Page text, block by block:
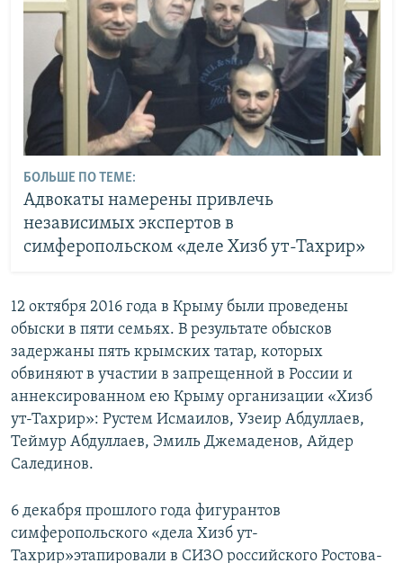
БОЛЬШЕ ПО ТЕМЕ:
Адвокаты намерены привлечь
независимых экспертов в
симферопольском «деле Хизб ут-Тахрир»
12 октября 2016 года в Крыму были проведены
обыски в пяти семьях. В результате обысков
задержаны пять крымских татар, которых
обвиняют в участии в запрещенной в России и
аннексированном ею Крыму организации «Хизб
ут-Тахрир»: Рустем Исмаилов, Узеир Абдуллаев,
Теймур Абдуллаев, Эмиль Джемаденов, Айдер
Салединов.
6 декабря прошлого года фигурантов
симферопольского «дела Хизб ут-
Тахрир»этапировали в СИЗО российского Ростова-